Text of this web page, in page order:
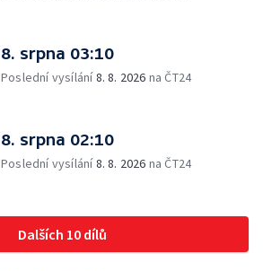
8. srpna 03:10
Poslední vysílání8. 8. 2026 na ČT24
8. srpna 02:10
Poslední vysílání8. 8. 2026 na ČT24
Dalších 10 dílů